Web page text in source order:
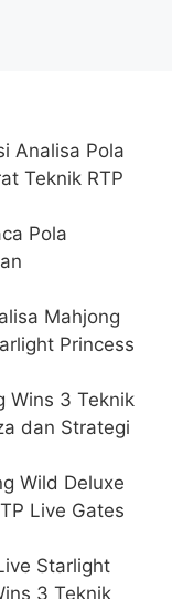
Analisa Pola
Teknik RTP
Pola
Mahjong
Princess
Wins 3 Teknik
dan Strategi
Wild Deluxe
Live Gates
Starlight
3 Teknik